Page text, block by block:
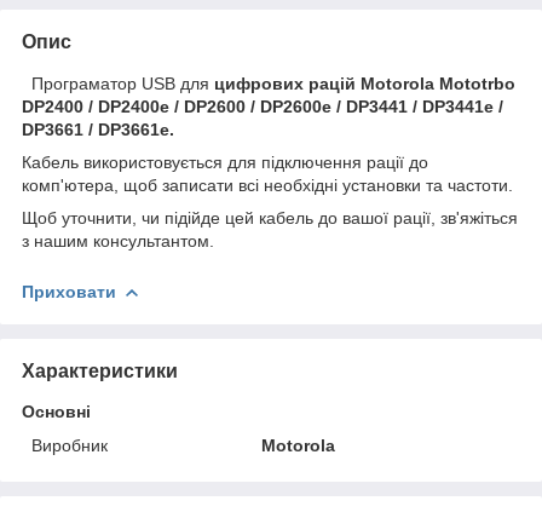
Опис
Програматор USB для цифрових рацій Motorola Mototrbo
DP2400 / DP2400e / DP2600 / DP2600e / DP3441 / DP3441e /
DP3661 / DP3661e.
Кабель використовується для підключення рації до
комп'ютера, щоб записати всі необхідні установки та частоти.
Щоб уточнити, чи підійде цей кабель до вашої рації, зв'яжіться
з нашим консультантом.
Приховати
Характеристики
Основні
Виробник
Motorola